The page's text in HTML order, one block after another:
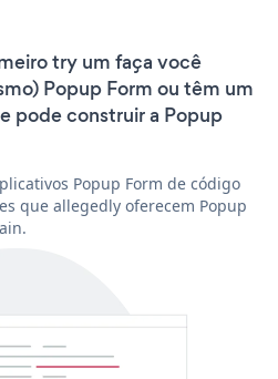
try um faça você
Popup Form ou têm um
pode construir a Popup
Popup Form de código
que allegedly oferecem Popup